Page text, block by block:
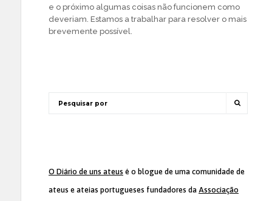
e o próximo algumas coisas não funcionem como
deveriam. Estamos a trabalhar para resolver o mais
brevemente possível.
O Diário de uns ateus é o blogue de uma comunidade de
ateus e ateias portugueses fundadores da Associação